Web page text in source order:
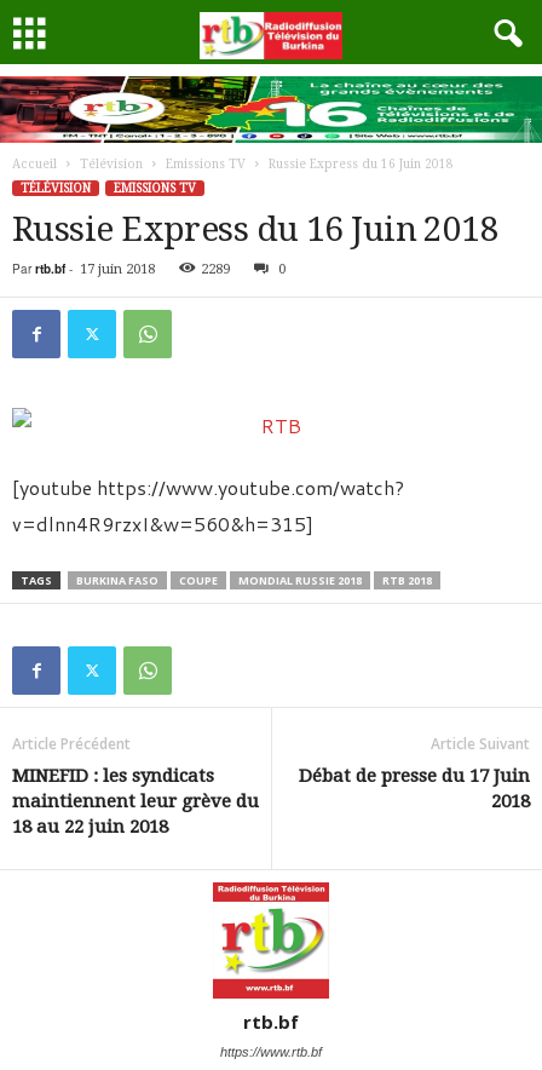
Accueil Télévision Emissions TV
Russie Express du 16 Juin 2018
TÉLÉVISION
EMISSIONS TV
Russie Express du 16 Juin 2018
Par rtb.bf- 17 juin 2018 2289 0
[youtube https://www.youtube.com/watch?
v=dlnn4R9rzxI&w=560&h=315]
TAGS BURKINA FASO COUPE MONDIAL RUSSIE 2018 RTB 2018
Article Précédent
MINEFID : les syndicats
maintiennent leur grève du
18 au 22 juin 2018
Article Suivant
Débat de presse du 17 Juin
2018
rtb.bf
https://www.rtb.bf